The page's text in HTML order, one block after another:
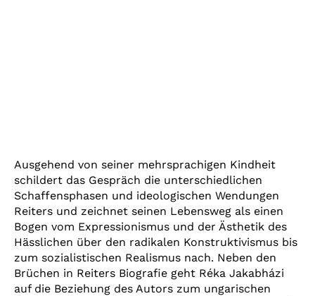
Ausgehend von seiner mehrsprachigen Kindheit
schildert das Gespräch die unterschiedlichen
Schaffensphasen und ideologischen Wendungen
Reiters und zeichnet seinen Lebensweg als einen
Bogen vom Expressionismus und der Ästhetik des
Hässlichen über den radikalen Konstruktivismus bis
zum sozialistischen Realismus nach. Neben den
Brüchen in Reiters Biografie geht Réka Jakabházi
auf die Beziehung des Autors zum ungarischen